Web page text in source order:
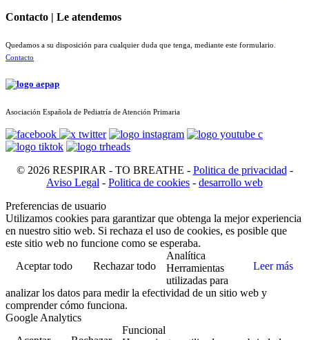
Contacto | Le atendemos
Quedamos a su disposición para cualquier duda que tenga, mediante este formulario.
Contacto
Asociación Española de Pediatría de Atención Primaria
© 2026 RESPIRAR - TO BREATHE - Politica de privacidad -
Aviso Legal - Politica de cookies - desarrollo web
Preferencias de usuario
Utilizamos cookies para garantizar que obtenga la mejor experiencia
en nuestro sitio web. Si rechaza el uso de cookies, es posible que
este sitio web no funcione como se esperaba.
Aceptar todo
Rechazar todo Leer más
Analítica
Herramientas
utilizadas para
analizar los datos para medir la efectividad de un sitio web y
comprender cómo funciona.
Google Analytics
Funcional